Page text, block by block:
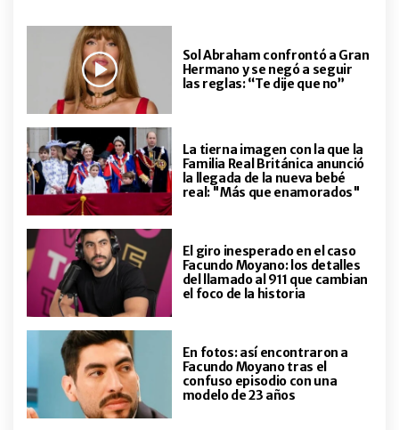
Sol Abraham confrontó a Gran
Hermano y se negó a seguir
las reglas: “Te dije que no”
La tierna imagen con la que la
Familia Real Británica anunció
la llegada de la nueva bebé
real: "Más que enamorados"
El giro inesperado en el caso
Facundo Moyano: los detalles
del llamado al 911 que cambian
el foco de la historia
En fotos: así encontraron a
Facundo Moyano tras el
confuso episodio con una
modelo de 23 años
Así fue el íntimo bautismo de
Juana, la hija de Gonzalo Montiel y
Karina Nacucchio: de la
decoración y los looks a las fotos
más dulces del festejo
ENTRETENIMIENTO
Tras los falsos rumores de
embarazo, Estefanía Pasquini
hizo un duro descargo y reveló el
dolor oculto detrás de su lucha
por ser mamá: "Revive el duelo"
ENTRETENIMIENTO
"Me dijo que mi embarazo le
arruinaba la carrera": Romina
Orthusteguy contó la verdad de
su relación con Eduardo Carrera
de Gran Hermano y el nacimiento
de su hija Mía
ENTRETENIMIENTO
El pedido de las hijas de Wanda
Nara a su abuelo Andrés que
enterneció a toda la familia:
“Gracias Nono”
INTIMOS